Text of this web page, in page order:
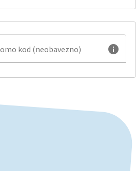
kod (neobavezno) info